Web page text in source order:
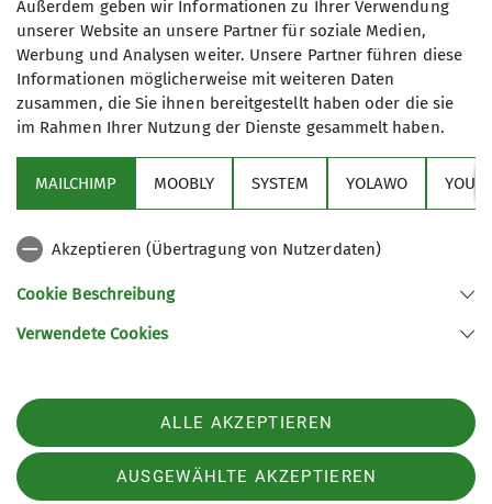
Mit (*) markierte Felder
sind Pflichtfelder
Absenden
Quick-Links
Kooperationspartner
Sektion Mainz des Deutschen Alpenvereins (DAV) e.V.
Telefon +496131688829
Außerdem geben wir Informationen zu Ihrer Verwendung
unserer Website an unsere Partner für soziale Medien,
Werbung und Analysen weiter. Unsere Partner führen diese
Informationen möglicherweise mit weiteren Daten
zusammen, die Sie ihnen bereitgestellt haben oder die sie
im Rahmen Ihrer Nutzung der Dienste gesammelt haben.
MAILCHIMP MOOBLY SYSTEM YOLAWO
Akzeptieren (Übertragung von Nutzerdaten)
Cookie Beschreibung
Verwendete Cookies
ALLE AKZEPTIEREN
AUSGEWÄHLTE AKZEPTIEREN